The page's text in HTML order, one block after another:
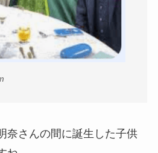
奈さんの間に誕生した子供